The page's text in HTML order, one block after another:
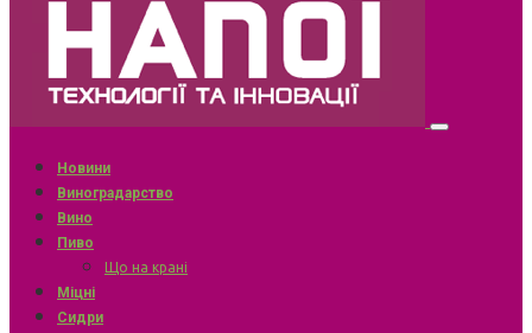
Новини
Виноградарство
Вино
Пиво
Що на крані
Міцні
Сидри